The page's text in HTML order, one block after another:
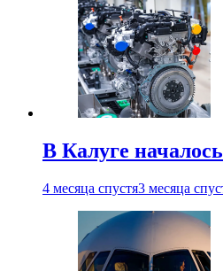
В Калуге
4 месяца спустя3 месяца